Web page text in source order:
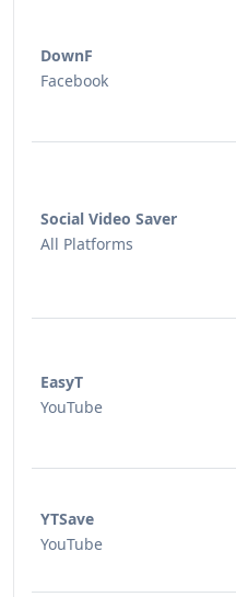
DownF
Facebook
Social Video Saver
All Platforms
EasyT
YouTube
YTSave
YouTube